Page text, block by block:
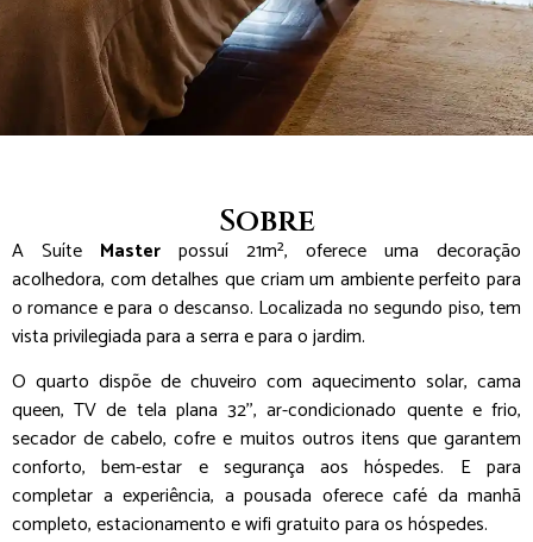
Sobre
A Suíte Master possuí 21m², oferece uma decoração
acolhedora, com detalhes que criam um ambiente perfeito para
o romance e para o descanso. Localizada no segundo piso, tem
vista privilegiada para a serra e para o jardim.
O quarto dispõe de chuveiro com aquecimento solar, cama
queen, TV de tela plana 32’’, ar-condicionado quente e frio,
secador de cabelo, cofre e muitos outros itens que garantem
conforto, bem-estar e segurança aos hóspedes. E para
completar a experiência, a pousada oferece café da manhã
completo, estacionamento e wifi gratuito para os hóspedes.